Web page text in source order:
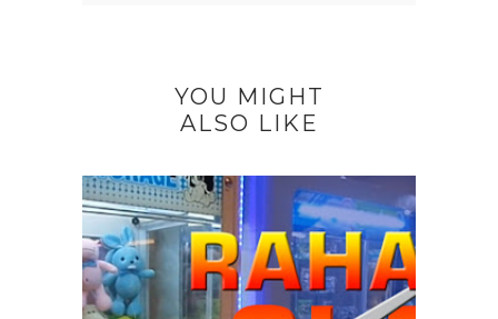
YOU MIGHT
ALSO LIKE